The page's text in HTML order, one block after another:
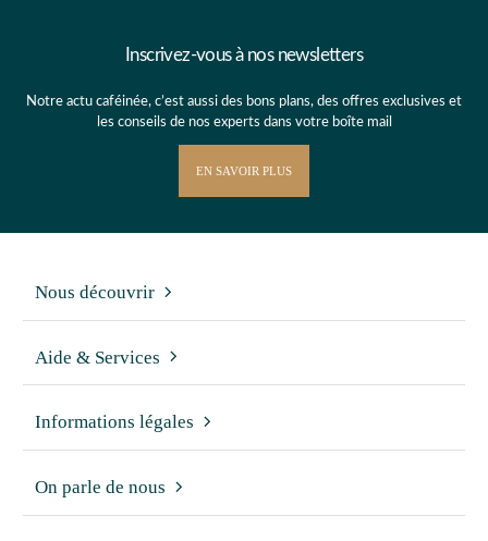
Inscrivez-vous à nos newsletters
Notre actu caféinée, c’est aussi des bons plans, des offres exclusives et
les conseils de nos experts dans votre boîte mail
EN SAVOIR PLUS
Nous découvrir
Aide & Services
Informations légales
On parle de nous